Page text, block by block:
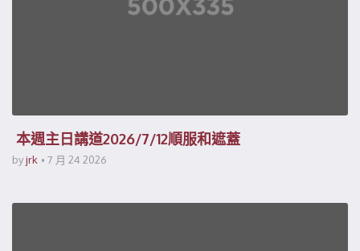
本週主日講道2026/7/12順服和遮蓋
byjrk 7 月 24 2026